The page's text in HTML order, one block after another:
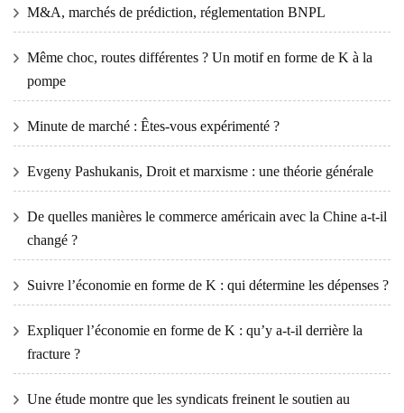
M&A, marchés de prédiction, réglementation BNPL
Même choc, routes différentes ? Un motif en forme de K à la
pompe
Minute de marché : Êtes-vous expérimenté ?
Evgeny Pashukanis, Droit et marxisme : une théorie générale
De quelles manières le commerce américain avec la Chine a-t-il
changé ?
Suivre l’économie en forme de K : qui détermine les dépenses ?
Expliquer l’économie en forme de K : qu’y a-t-il derrière la
fracture ?
Une étude montre que les syndicats freinent le soutien au